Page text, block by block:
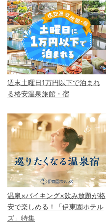
週末土曜日1万円以下で泊まれ
る格安温泉旅館・宿
温泉×バイキング×飲み放題が格
安で楽しめる！「伊東園ホテル
ズ」特集